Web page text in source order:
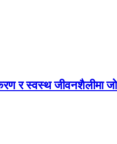
र स्वस्थ जीवनशैलीमा